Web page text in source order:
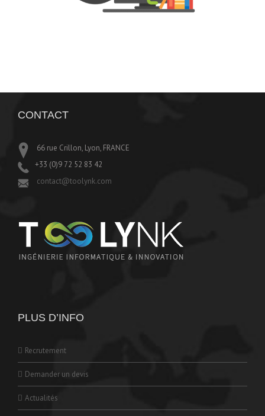
CONTACT
66 rue Crillon, Lyon, FRANCE
+33 (0)9 72 52 83 42
contact@toolynk.com
PLUS D’INFO
Recrutement
Demander un devis
Actualités